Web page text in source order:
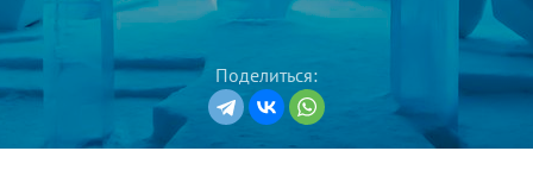
Поделиться: